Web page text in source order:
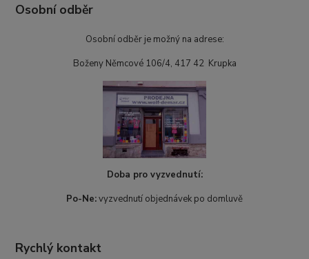
Osobní odběr
Osobní odběr je možný na adrese:
Boženy Němcové 106/4, 417 42 Krupka
Doba pro vyzvednutí:
Po-Ne:vyzvednutí objednávek po domluvě
Rychlý kontakt